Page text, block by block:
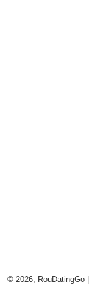
© 2026, RouDatingGo |